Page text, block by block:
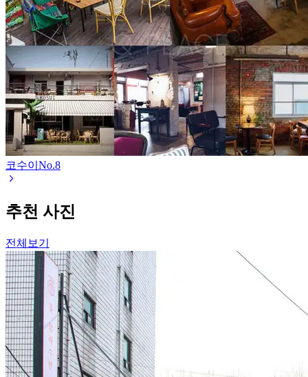
코수이 No.8
추천 사진
전체보기